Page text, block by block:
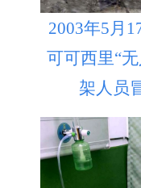
2003年5月
可可西里“
架人员